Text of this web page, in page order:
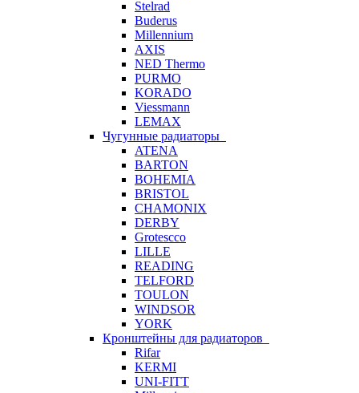
Stelrad
Buderus
Millennium
AXIS
NED Thermo
PURMO
KORADO
Viessmann
LEMAX
Чугунные радиаторы
ATENA
BARTON
BOHEMIA
BRISTOL
CHAMONIX
DERBY
Grotescco
LILLE
READING
TELFORD
TOULON
WINDSOR
YORK
Кронштейны для радиаторов
Rifar
KERMI
UNI-FITT